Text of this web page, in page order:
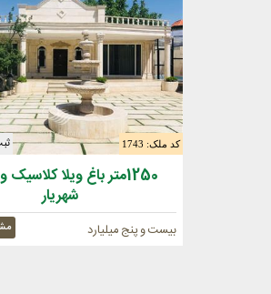
کد ملک: 1743 ثبت:
1250متر باغ ویلا کلاسیک
شهریار
بیست و پنج میلیارد